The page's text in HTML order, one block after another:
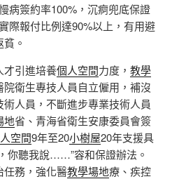
病簽約率100%，沉痾兜底保證
際報付比例達90%以上，有用避
。
才引進培養個人空間力度， 教學
院衛生專技人員自立僱用，補沒
人員，不斷進步專業技術人員
地省、青海省衛生安康委員會簽
空間9年至20小樹屋20年支援具
你聽我說……”容和保證辦法。
任務，強化醫教學場地療、疾控